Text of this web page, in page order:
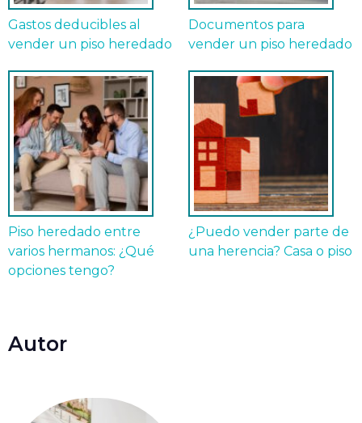
Gastos deducibles al
vender un piso heredado
Documentos para
vender un piso heredado
Piso heredado entre
varios hermanos: ¿Qué
opciones tengo?
¿Puedo vender parte de
una herencia? Casa o piso
Autor